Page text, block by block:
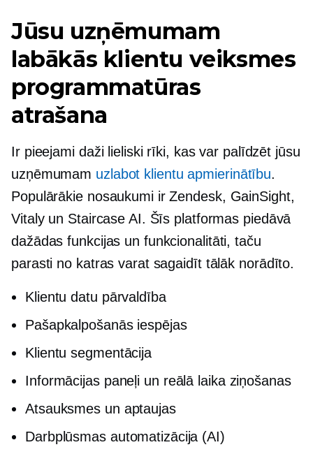
Jūsu uzņēmumam
labākās klientu veiksmes
programmatūras
atrašana
Ir pieejami daži lieliski rīki, kas var palīdzēt jūsu
uzņēmumam uzlabot klientu apmierinātību.
Populārākie nosaukumi ir Zendesk, GainSight,
Vitaly un Staircase AI. Šīs platformas piedāvā
dažādas funkcijas un funkcionalitāti, taču
parasti no katras varat sagaidīt tālāk norādīto.
Klientu datu pārvaldība
Pašapkalpošanāsiespējas
Klientu segmentācija
Informācijas paneļi un reālā laikaziņošanas
Atsauksmes un aptaujas
Darbplūsmas automatizācija (AI)